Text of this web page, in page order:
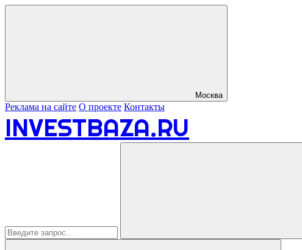
Москва
Реклама на сайте О проекте Контакты
INVESTBAZA.RU